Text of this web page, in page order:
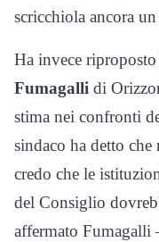
scricchiola ancora
Ha invece
Fumagalli di
stima nei confronti
sindaco ha detto
credo che le
del Consiglio
affermato Fumagalli